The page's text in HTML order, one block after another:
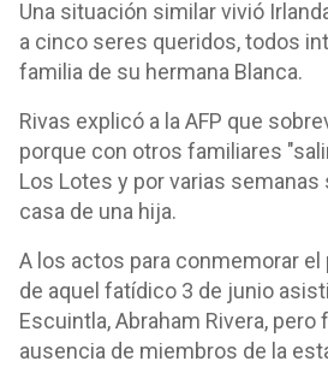
Una situación similar vivió
a cinco seres queridos, todos
familia de su hermana Blanca.
Rivas explicó a la AFP que
porque con otros familiares
Los Lotes y por varias semanas
casa de una hija.
A los actos para conmemorar
de aquel fatídico 3 de junio
Escuintla, Abraham Rivera, pero
ausencia de miembros de la